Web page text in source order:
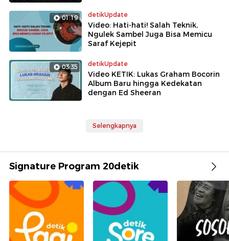
01:19 detikUpdate
Video: Hati-hati! Salah Teknik,
Ngulek Sambel Juga Bisa Memicu
Saraf Kejepit
03:35 detikUpdate
Video KETIK: Lukas Graham Bocorin
Album Baru hingga Kedekatan
dengan Ed Sheeran
Selengkapnya
Signature Program 20detik